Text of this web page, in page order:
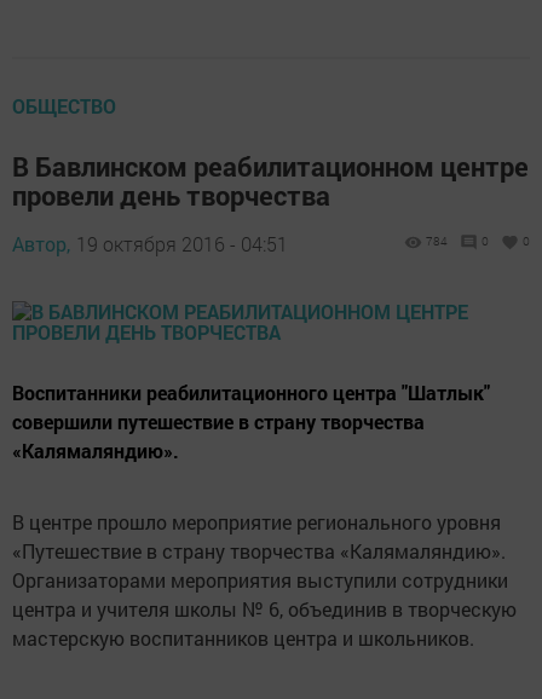
ОБЩЕСТВО
В Бавлинском реабилитационном центре
провели день творчества
Автор, 19 октября 2016 - 04:51 784 0 0
Воспитанники реабилитационного центра "Шатлык"
совершили путешествие в страну творчества
«Калямаляндию».
В центре прошло мероприятие регионального уровня
«Путешествие в страну творчества «Калямаляндию».
Организаторами мероприятия выступили сотрудники
центра и учителя школы № 6, объединив в творческую
мастерскую воспитанников центра и школьников.